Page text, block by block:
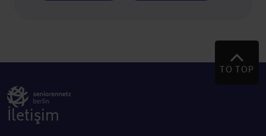
TO TOP
İletişim